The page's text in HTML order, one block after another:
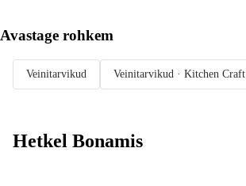
Avastage rohkem
Veinitarvikud Veinitarvikud · Kitchen Craft
Hetkel Bonamis